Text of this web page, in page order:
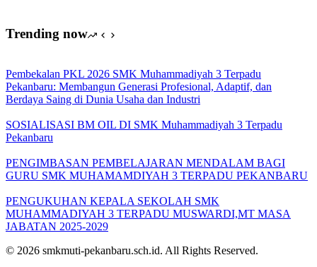
Trending now
Pembekalan PKL 2026 SMK Muhammadiyah 3 Terpadu
Pekanbaru: Membangun Generasi Profesional, Adaptif, dan
Berdaya Saing di Dunia Usaha dan Industri
SOSIALISASI BM OIL DI SMK Muhammadiyah 3 Terpadu
Pekanbaru
PENGIMBASAN PEMBELAJARAN MENDALAM BAGI
GURU SMK MUHAMAMDIYAH 3 TERPADU PEKANBARU
PENGUKUHAN KEPALA SEKOLAH SMK
MUHAMMADIYAH 3 TERPADU MUSWARDI,MT MASA
JABATAN 2025-2029
© 2026 smkmuti-pekanbaru.sch.id. All Rights Reserved.